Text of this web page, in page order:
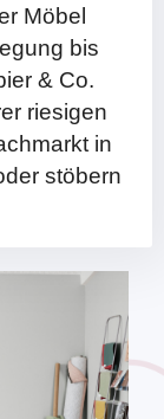
Möbel
bis
& Co.
riesigen
in
stöbern